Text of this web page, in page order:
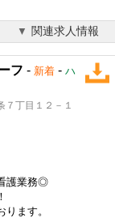
関連求人情報
フ - 新着 - ハ
丁目１２－１
護業務◎
ます。